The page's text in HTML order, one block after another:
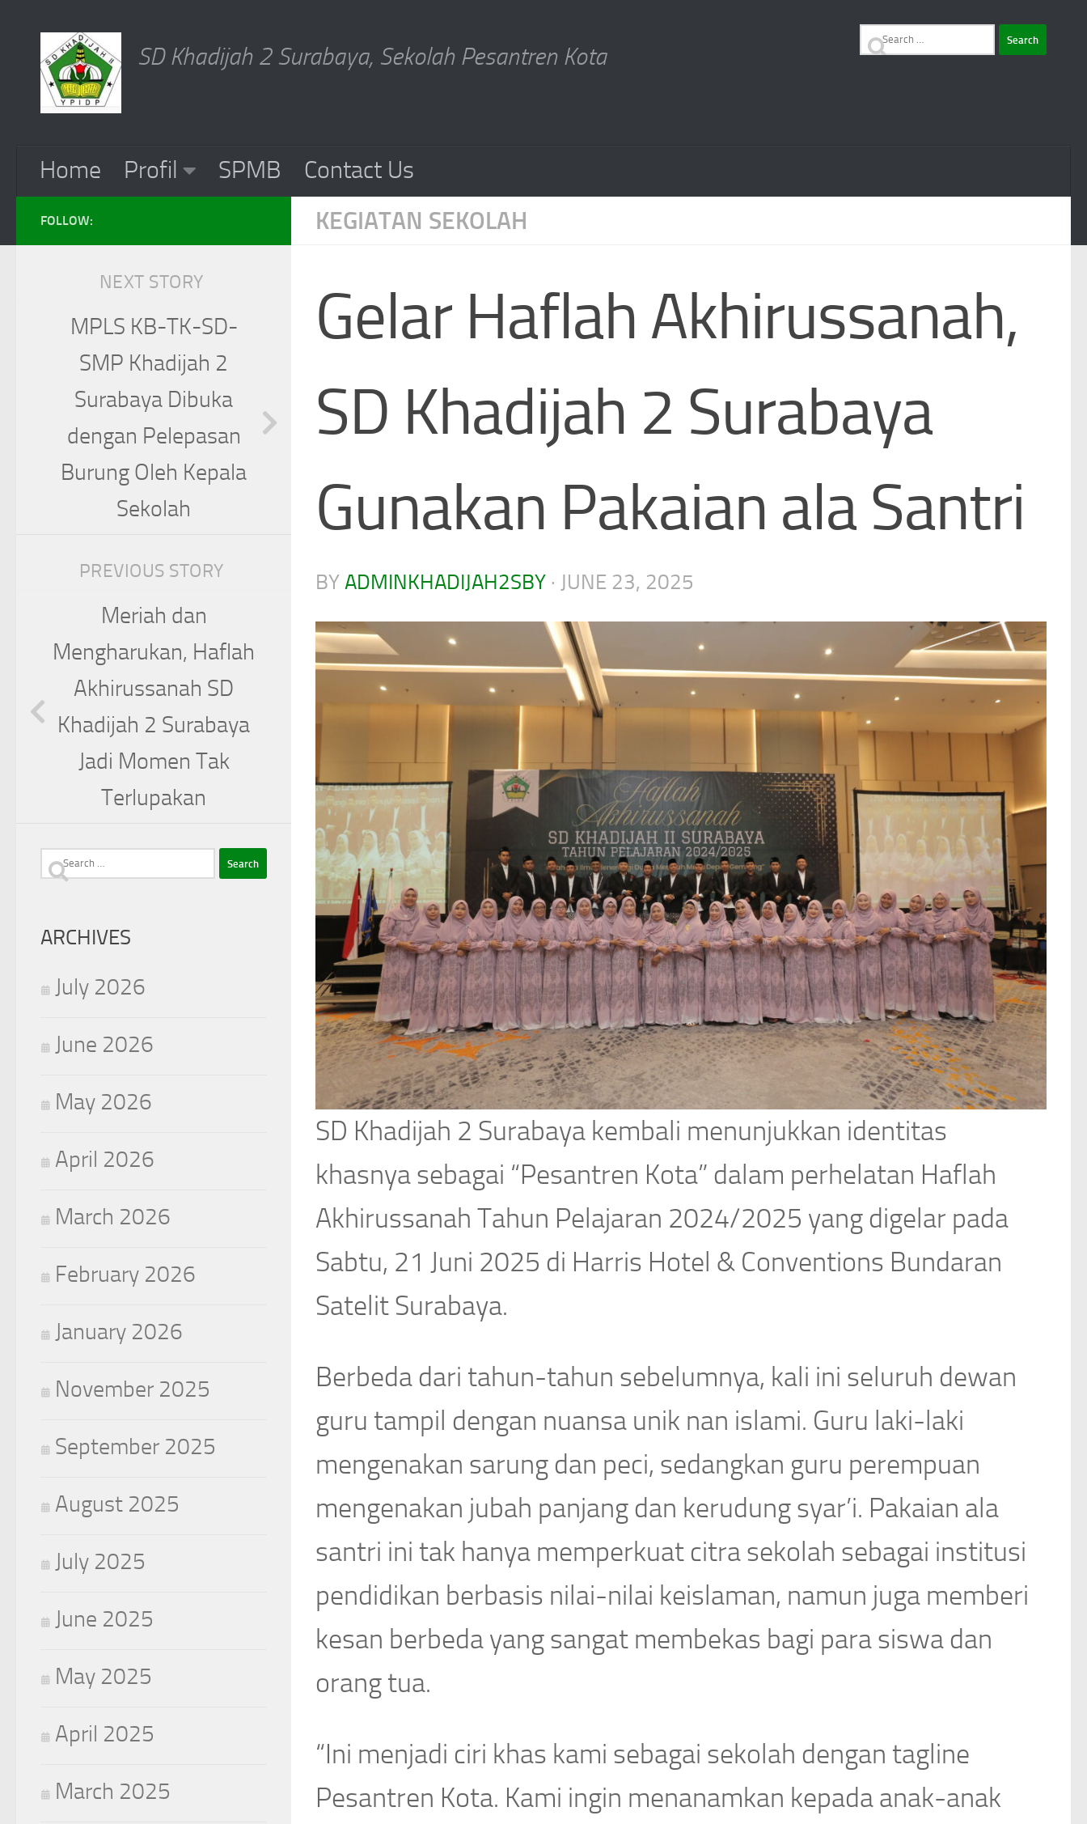
Skip to content
SD Khadijah 2 Surabaya, Sekolah Pesantren Kota
Search
Home Profil SPMB
Contact Us
KEGIATAN SEKOLAH
Gelar Haflah Akhirussanah,
SD Khadijah 2 Surabaya
Gunakan Pakaian ala Santri
BYADMINKHADIJAH2SBY · JUNE 23, 2025
SD Khadijah 2 Surabaya kembali menunjukkan identitas
khasnya sebagai “Pesantren Kota” dalam perhelatan Haflah
Akhirussanah Tahun Pelajaran 2024/2025 yang digelar pada
Sabtu, 21 Juni 2025 di Harris Hotel & Conventions Bundaran
Satelit Surabaya.
Berbeda dari tahun-tahun sebelumnya, kali ini seluruh dewan
guru tampil dengan nuansa unik nan islami. Guru laki-laki
mengenakan sarung dan peci, sedangkan guru perempuan
mengenakan jubah panjang dan kerudung syar’i. Pakaian ala
santri ini tak hanya memperkuat citra sekolah sebagai institusi
pendidikan berbasis nilai-nilai keislaman, namun juga memberi
kesan berbeda yang sangat membekas bagi para siswa dan
orang tua.
“Ini menjadi ciri khas kami sebagai sekolah dengan tagline
Pesantren Kota. Kami ingin menanamkan kepada anak-anak
FOLLOW:
NEXT STORY
MPLS KB-TK-SD-
SMP Khadijah 2
Surabaya Dibuka
dengan Pelepasan
Burung Oleh Kepala
Sekolah
PREVIOUS STORY
Meriah dan
Mengharukan, Haflah
Akhirussanah SD
Khadijah 2 Surabaya
Jadi Momen Tak
Terlupakan
Search
ARCHIVES
July 2026
June 2026
May 2026
April 2026
March 2026
February 2026
January 2026
November 2025
September 2025
August 2025
July 2025
June 2025
May 2025
April 2025
March 2025